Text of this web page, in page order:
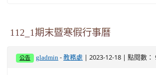
112_1期末暨寒假行事曆
公告 gladmin -教務處 | 2023-12-18 | 點閱數：